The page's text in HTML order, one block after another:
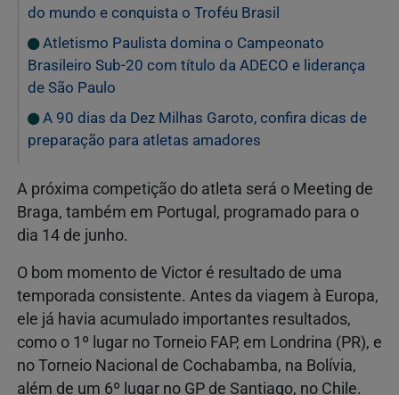
do mundo e conquista o Troféu Brasil
Atletismo Paulista domina o Campeonato
Brasileiro Sub-20 com título da ADECO e liderança
de São Paulo
A 90 dias da Dez Milhas Garoto, confira dicas de
preparação para atletas amadores
A próxima competição do atleta será o Meeting de
Braga, também em Portugal, programado para o
dia 14 de junho.
O bom momento de Victor é resultado de uma
temporada consistente. Antes da viagem à Europa,
ele já havia acumulado importantes resultados,
como o 1º lugar no Torneio FAP, em Londrina (PR), e
no Torneio Nacional de Cochabamba, na Bolívia,
além de um 6º lugar no GP de Santiago, no Chile.